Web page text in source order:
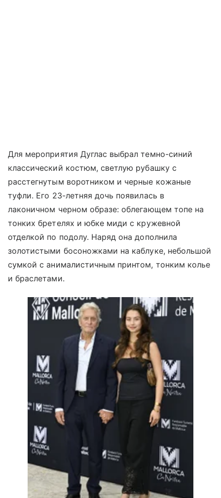
Для мероприятия Дуглас выбрал темно-синий
классический костюм, светлую рубашку с
расстегнутым воротником и черные кожаные
туфли. Его 23-летняя дочь появилась в
лаконичном черном образе: облегающем топе на
тонких бретелях и юбке миди с кружевной
отделкой по подолу. Наряд она дополнила
золотистыми босоножками на каблуке, небольшой
сумкой с анималистичным принтом, тонким колье
и браслетами.